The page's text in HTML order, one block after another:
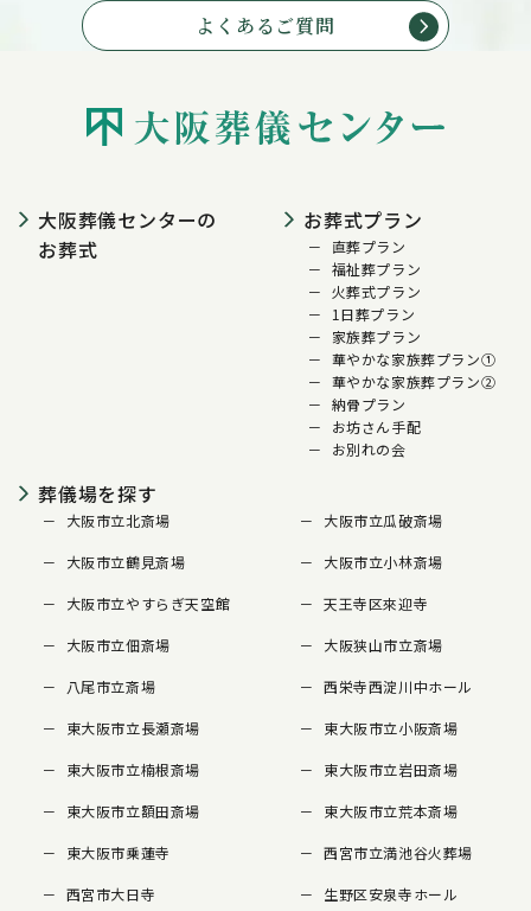
よくあるご質問
大阪葬儀センターの
お葬式
お葬式プラン
直葬プラン
福祉葬プラン
火葬式プラン
1日葬プラン
家族葬プラン
華やかな家族葬プラン①
華やかな家族葬プラン②
納骨プラン
お坊さん手配
お別れの会
葬儀場を探す
大阪市立北斎場 大阪市立瓜破斎場
大阪市立鶴見斎場 大阪市立小林斎場
大阪市立やすらぎ天空館 天王寺区來迎寺
大阪市立佃斎場 大阪狭山市立斎場
八尾市立斎場 西栄寺西淀川中ホール
東大阪市立長瀬斎場 東大阪市立小阪斎場
東大阪市立楠根斎場 東大阪市立岩田斎場
東大阪市立額田斎場 東大阪市立荒本斎場
東大阪市乗蓮寺 西宮市立満池谷火葬場
西宮市大日寺 生野区安泉寺ホール